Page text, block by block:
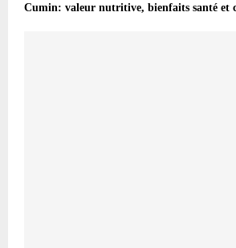
Cumin: valeur nutritive, bienfaits santé et